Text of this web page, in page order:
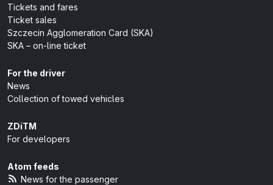
Tickets and fares
Ticket sales
Szczecin Agglomeration Card (SKA)
SKA – on-line ticket
For the driver
News
Collection of towed vehicles
ZDiTM
For developers
Atom feeds
News for the passenger